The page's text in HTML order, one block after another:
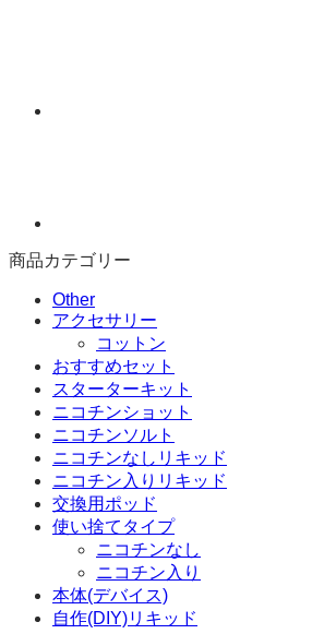
キ
ド
個
商品カテゴリー
Other
アクセサリー
コットン
おすすめセット
スターターキット
ニコチンショット
ニコチンソルト
ニコチンなしリキッド
ニコチン入りリキッド
交換用ポッド
使い捨てタイプ
ニコチンなし
ニコチン入り
本体(デバイス)
自作(DIY)リキッド